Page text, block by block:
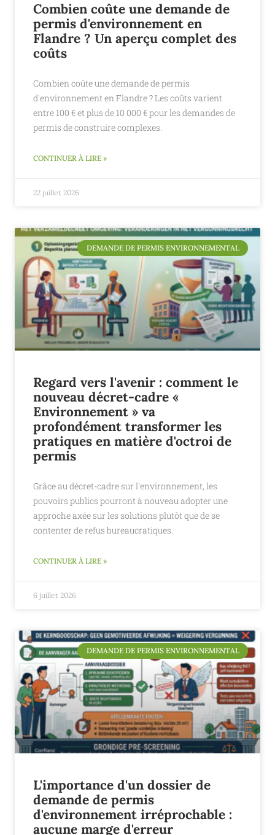
Combien coûte une demande de
permis d'environnement en
Flandre ? Un aperçu complet des
coûts
Combien coûte une demande de permis
d'environnement en Flandre ? Les coûts varient
entre 100 € et plus de 10 000 € pour les demandes de
permis de construire complexes.
CONTINUER À LIRE »
22 juillet 2026
DEMANDE DE PERMIS ENVIRONNEMENTAL
Regard vers l'avenir : comment le
nouveau décret-cadre «
Environnement » va
profondément transformer les
pratiques en matière d'octroi de
permis
Grâce au décret-cadre sur l'environnement, les
pouvoirs publics pourront à nouveau adopter une
approche axée sur les solutions plutôt que de se
contenter de refus bureaucratiques.
CONTINUER À LIRE »
6 juillet 2026
DEMANDE DE PERMIS ENVIRONNEMENTAL
L'importance d'un dossier de
demande de permis
d'environnement irréprochable :
aucune marge d'erreur